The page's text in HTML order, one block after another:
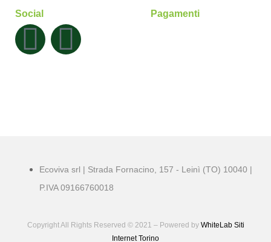
Social Pagamenti
Ecoviva srl | Strada Fornacino, 157 - Leinì (TO) 10040 |
P.IVA 09166760018
Copyright All Rights Reserved © 2021 – Powered by WhiteLab Siti
Internet Torino